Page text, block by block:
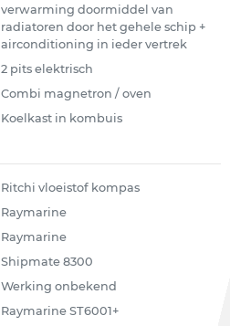
verwarming doormiddel van
radiatoren door het gehele schip +
airconditioning in ieder vertrek
2 pits elektrisch
Combi magnetron / oven
Koelkast in kombuis
Ritchi vloeistof kompas
Raymarine
Raymarine
Shipmate 8300
Werking onbekend
Raymarine ST6001+